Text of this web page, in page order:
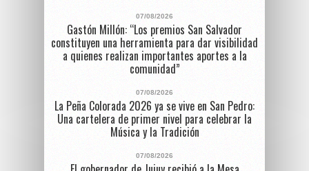
07/08/2026
Gastón Millón: “Los premios San Salvador
constituyen una herramienta para dar visibilidad
a quienes realizan importantes aportes a la
comunidad”
07/08/2026
La Peña Colorada 2026 ya se vive en San Pedro:
Una cartelera de primer nivel para celebrar la
Música y la Tradición
07/08/2026